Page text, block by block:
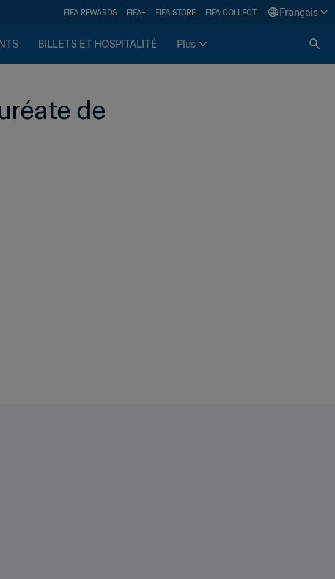
FIFA REWARDS FIFA+ FIFA STORE FIFA COLLECT Français
BILLETS ET HOSPITALITÉ Plus
de